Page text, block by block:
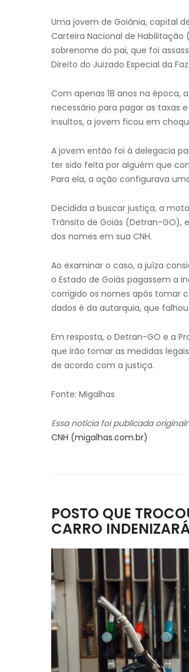
Uma jovem de Goiânia, capital
Carteira Nacional de Habilitação
sobrenome do pai, que foi
Direito do Juizado Especial da
Com apenas 18 anos na
necessário para pagar as taxas
insultos, a jovem ficou em
A jovem então foi à delegacia
ter sido feita por alguém que
Para ela, a ação configurava
Decidida a buscar justiça, a
Trânsito de Goiás (Detran-GO),
dos nomes em sua CNH.
Ao examinar o caso, a juíza
o Estado de Goiás pagassem a
corrigido os nomes após tomar
dados é da autarquia, que
Em resposta, o Detran-GO e a
que irão tomar as medidas
de acordo com a justiça.
Fonte: Migalhas
Essa notícia foi publicada
CNH (migalhas.com.br)
POSTO QUE
CARRO